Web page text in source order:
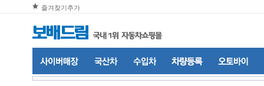
즐겨찾기추가